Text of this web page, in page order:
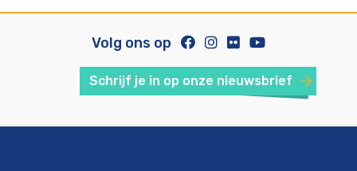
Volg ons op
Schrijf je in op onze nieuwsbrief